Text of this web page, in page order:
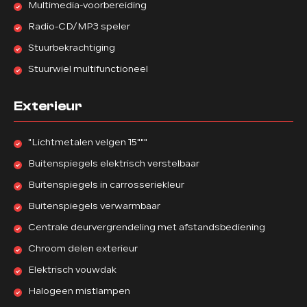
Multimedia-voorbereiding
Radio-CD/MP3 speler
Stuurbekrachtiging
Stuurwiel multifunctioneel
Exterieur
"Lichtmetalen velgen 15"""
Buitenspiegels elektrisch verstelbaar
Buitenspiegels in carrosseriekleur
Buitenspiegels verwarmbaar
Centrale deurvergrendeling met afstandsbediening
Chroom delen exterieur
Elektrisch vouwdak
Halogeen mistlampen